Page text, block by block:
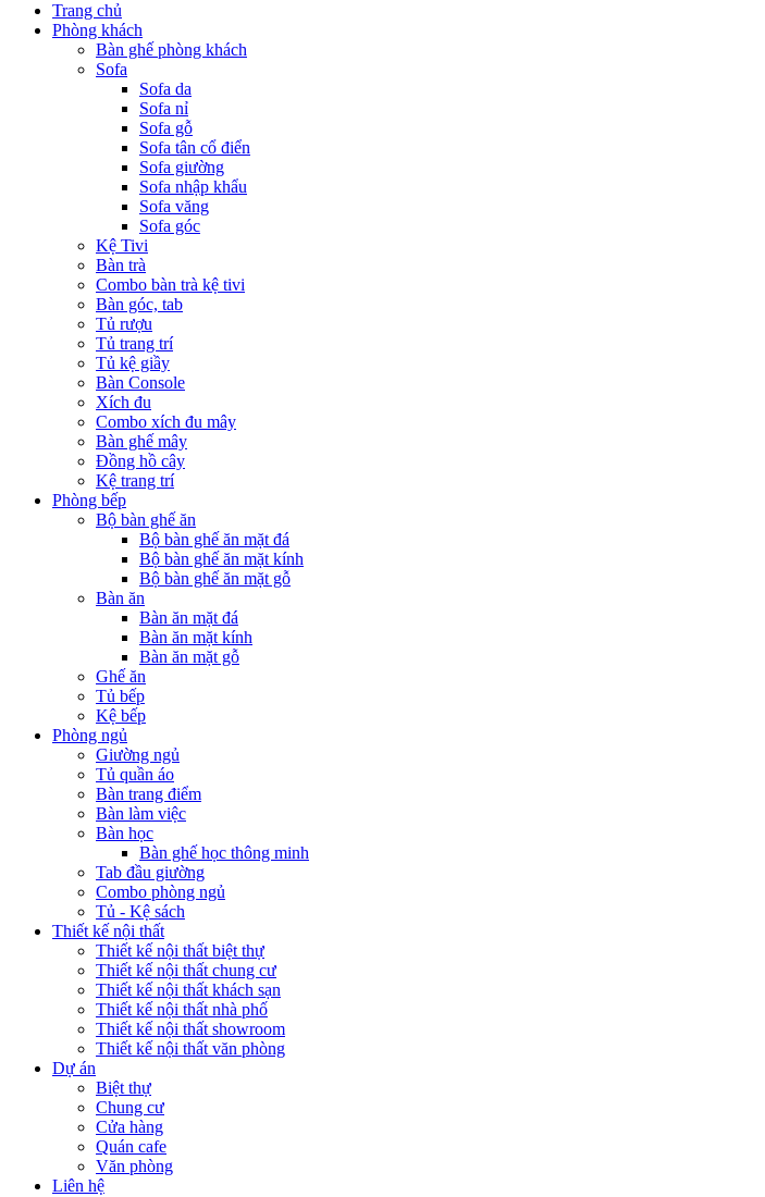
Trang chủ
Phòng khách
Bàn ghế phòng khách
Sofa
Sofa da
Sofa nỉ
Sofa gỗ
Sofa tân cổ điển
Sofa giường
Sofa nhập khẩu
Sofa văng
Sofa góc
Kệ Tivi
Bàn trà
Combo bàn trà kệ tivi
Bàn góc, tab
Tủ rượu
Tủ trang trí
Tủ kệ giầy
Bàn Console
Xích đu
Combo xích đu mây
Bàn ghế mây
Đồng hồ cây
Kệ trang trí
Phòng bếp
Bộ bàn ghế ăn
Bộ bàn ghế ăn mặt đá
Bộ bàn ghế ăn mặt kính
Bộ bàn ghế ăn mặt gỗ
Bàn ăn
Bàn ăn mặt đá
Bàn ăn mặt kính
Bàn ăn mặt gỗ
Ghế ăn
Tủ bếp
Kệ bếp
Phòng ngủ
Giường ngủ
Tủ quần áo
Bàn trang điểm
Bàn làm việc
Bàn học
Bàn ghế học thông minh
Tab đầu giường
Combo phòng ngủ
Tủ - Kệ sách
Thiết kế nội thất
Thiết kế nội thất biệt thự
Thiết kế nội thất chung cư
Thiết kế nội thất khách sạn
Thiết kế nội thất nhà phố
Thiết kế nội thất showroom
Thiết kế nội thất văn phòng
Dự án
Biệt thự
Chung cư
Cửa hàng
Quán cafe
Văn phòng
Liên hệ